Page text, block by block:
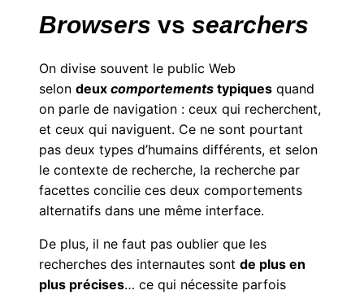
Browsers vs searchers
On divise souvent le public Web
selon deux comportements typiques quand
on parle de navigation : ceux qui recherchent,
et ceux qui naviguent. Ce ne sont pourtant
pas deux types d’humains différents, et selon
le contexte de recherche, la recherche par
facettes concilie ces deux comportements
alternatifs dans une même interface.
De plus, il ne faut pas oublier que les
recherches des internautes sont de plus en
plus précises… ce qui nécessite parfois